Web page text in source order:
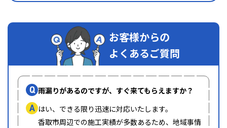
お客様からの
よくあるご質問
Q 雨漏りがあるのですが、すぐ来てもらえますか？
A はい、できる限り迅速に対応いたします。
香取市周辺での施工実績が多数あるため、地域事情